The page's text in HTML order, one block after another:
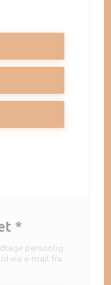
*
personlig
via e-mail fra